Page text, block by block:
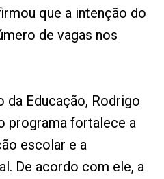
que a intenção do
de vagas nos
da Educação, Rodrigo
programa fortalece a
escolar e a
De acordo com ele, a